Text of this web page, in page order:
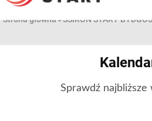
Strona główna»SSIRON START
Sprawdź najbliższe